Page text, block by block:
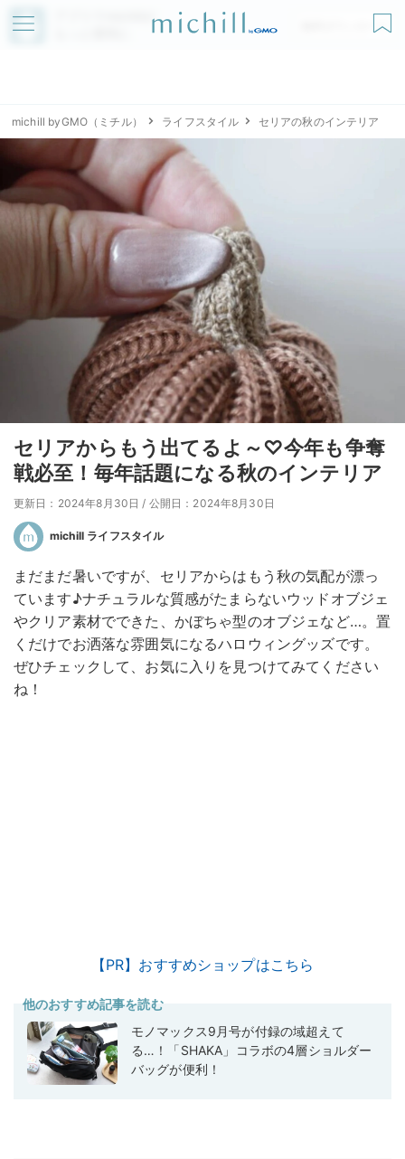
アプリでmichillが
無料ダウンロード
michill byGMO（ミチル） ライフスタイル セリアの秋のインテリア
セリアからもう出てるよ～♡今年も争奪
戦必至！毎年話題になる秋のインテリア
更新日：2024年8月30日 / 公開日：2024年8月30日
michill ライフスタイル
まだまだ暑いですが、セリアからはもう秋の気配が漂っ
ています♪ナチュラルな質感がたまらないウッドオブジェ
やクリア素材でできた、かぼちゃ型のオブジェなど…。置
くだけでお洒落な雰囲気になるハロウィングッズです。
ぜひチェックして、お気に入りを見つけてみてください
ね！
【PR】おすすめショップはこちら
他のおすすめ記事を読む
モノマックス9月号が付録の域超えて
る…！「SHAKA」コラボの4層ショルダー
バッグが便利！